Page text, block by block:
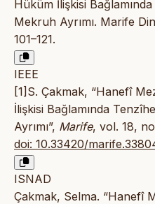
Hüküm İlişkisi
Mekruh Ayrımı. Marife
101–121.
IEEE
[1]S. Çakmak, “Hanefî
İlişkisi Bağlamında
Ayrımı”, Marife, vol. 18,
doi: 10.33420/
ISNAD
Çakmak, Selma. “Hanefî